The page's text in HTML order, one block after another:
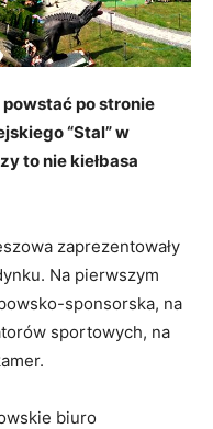
po stronie
“Stal” w
to nie kiełbasa
zaprezentowały
Na pierwszym
sponsorska, na
sportowych, na
biuro